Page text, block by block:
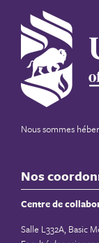
Nous sommes
Nos
Centre de
Salle L332A, Basic